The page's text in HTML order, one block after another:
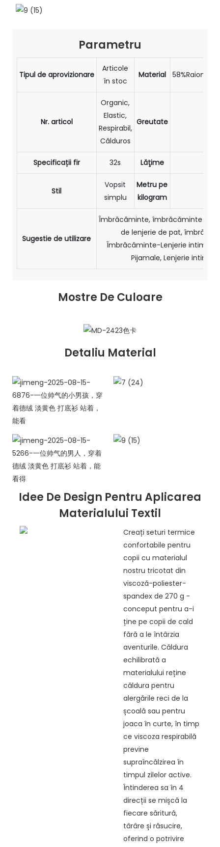
Parametru
Tipul de aprovizionare
Articole
în stoc
Material
Nr. articol
Organic,
Elastic,
Respirabil,
Călduros
Greutate
Specificații fir 32s Lăţime
Stil
Vopsit
simplu
Metru pe
kilogram
Sugestie de utilizare
Îmbrăcăminte, îmbrăcăminte
de lenjerie de pat,
Îmbrăcăminte-Lenjerie intimă,
Pijamale, Lenjerie intimă
Mostre De Culoare
Detaliu Material
Idee De Design Pentru Aplicarea
Materialului Textil
Creați seturi termice
confortabile pentru
copii cu materialul
nostru tricotat din
viscoză-poliester-
spandex de 270 g -
conceput pentru a-i
ține pe copii de cald
fără a le întârzia
aventurile. Căldura
echilibrată a
materialului reține
căldura pentru
alergările reci de la
școală sau pentru
joaca în curte, în timp
ce viscoza respirabilă
previne
supraîncălzirea în
timpul zilelor active.
Întinderea sa în 4
direcții se mișcă la
fiecare săritură,
târâre și răsucire,
oferind o potrivire